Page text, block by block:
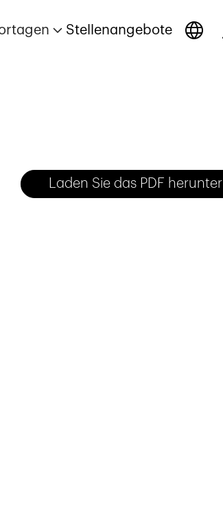
Stellenangebote
Laden Sie das PDF herunter